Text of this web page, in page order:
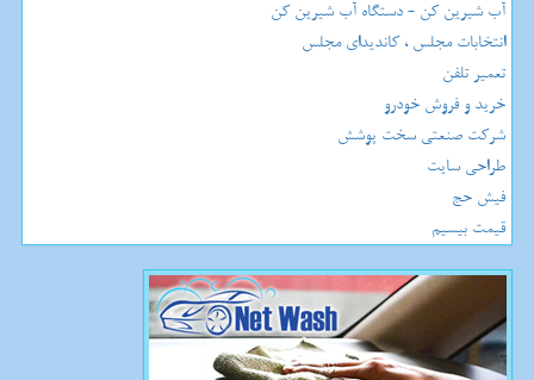
آب شیرین کن - دستگاه آب شیرین کن
انتخابات مجلس ، کاندیدای مجلس
تعمیر تلفن
خرید و فروش خودرو
شرکت صنعتی سخت پوشش
طراحی سایت
فیش حج
قیمت بیسیم